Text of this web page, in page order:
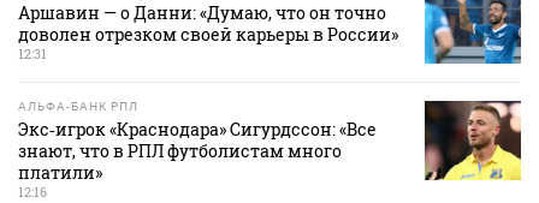
Аршавин — о Данни: «Думаю, что он точно
доволен отрезком своей карьеры в России»
12:31
АЛЬФА-БАНК РПЛ
Экс‑игрок «Краснодара» Сигурдссон: «Все
знают, что в РПЛ футболистам много
платили»
12:16